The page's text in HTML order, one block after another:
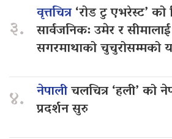
३.
वृत्तचित्र‘रोड टु एभरेस्ट’ को
सार्वजनिक: उमेर र
सगरमाथाको चुचुरोसम्मको
४. नेपालीचलचित्र ‘हली’ को
प्रदर्शन सुरु